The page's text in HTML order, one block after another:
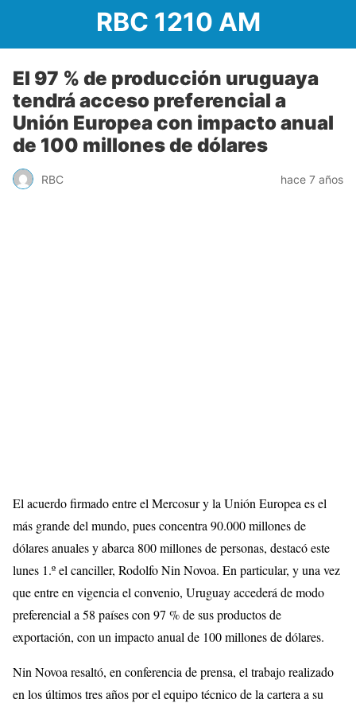
RBC 1210 AM
El 97 % de producción uruguaya
tendrá acceso preferencial a
Unión Europea con impacto anual
de 100 millones de dólares
RBC hace 7 años
El acuerdo firmado entre el Mercosur y la Unión Europea es el
más grande del mundo, pues concentra 90.000 millones de
dólares anuales y abarca 800 millones de personas, destacó este
lunes 1.º el canciller, Rodolfo Nin Novoa. En particular, y una vez
que entre en vigencia el convenio, Uruguay accederá de modo
preferencial a 58 países con 97 % de sus productos de
exportación, con un impacto anual de 100 millones de dólares.
Nin Novoa resaltó, en conferencia de prensa, el trabajo realizado
en los últimos tres años por el equipo técnico de la cartera a su